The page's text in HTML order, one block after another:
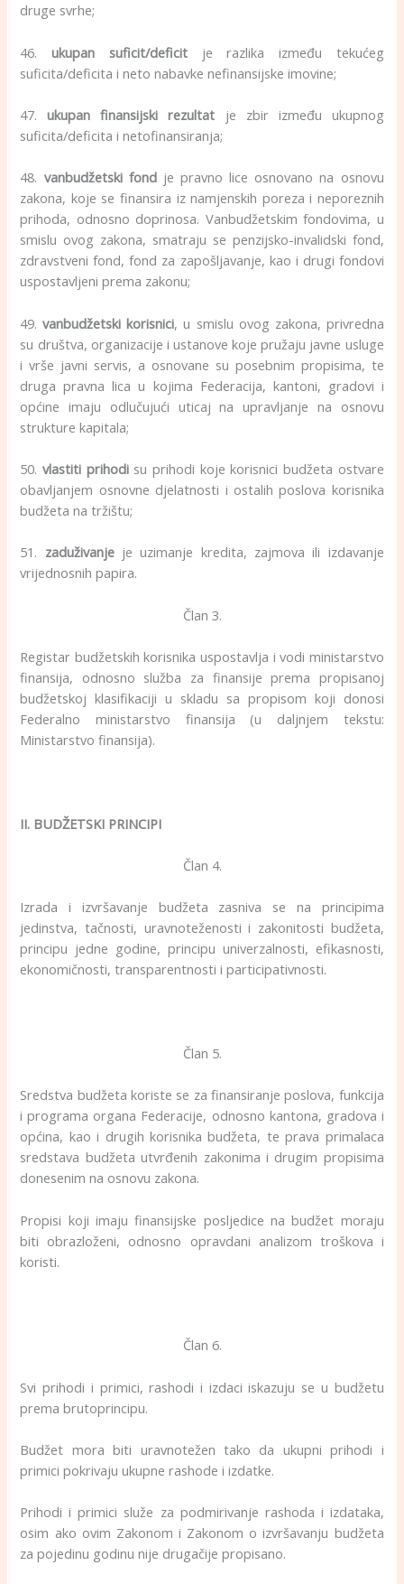
druge svrhe;
46.ukupan suficit/deficit je razlika između tekućeg
suficita/deficita i neto nabavke nefinansijske imovine;
47.ukupan finansijski rezultat je zbir između ukupnog
suficita/deficita i netofinansiranja;
48. vanbudžetski fond je pravno lice osnovano na osnovu
zakona, koje se finansira iz namjenskih poreza i neporeznih
prihoda, odnosno doprinosa. Vanbudžetskim fondovima, u
smislu ovog zakona, smatraju se penzijsko-invalidski fond,
zdravstveni fond, fond za zapošljavanje, kao i drugi fondovi
uspostavljeni prema zakonu;
49.vanbudžetski korisnici, u smislu ovog zakona, privredna
su društva, organizacije i ustanove koje pružaju javne usluge
i vrše javni servis, a osnovane su posebnim propisima, te
druga pravna lica u kojima Federacija, kantoni, gradovi i
općine imaju odlučujući uticaj na upravljanje na osnovu
strukture kapitala;
50.vlastiti prihodi su prihodi koje korisnici budžeta ostvare
obavljanjem osnovne djelatnosti i ostalih poslova korisnika
budžeta na tržištu;
51. zaduživanje je uzimanje kredita, zajmova ili izdavanje
vrijednosnih papira.
Član 3.
Registar budžetskih korisnika uspostavlja i vodi ministarstvo
finansija, odnosno služba za finansije prema propisanoj
budžetskoj klasifikaciji u skladu sa propisom koji donosi
Federalno ministarstvo finansija (u daljnjem tekstu:
Ministarstvo finansija).
II. BUDŽETSKI PRINCIPI
Član 4.
Izrada i izvršavanje budžeta zasniva se na principima
jedinstva, tačnosti, uravnoteženosti i zakonitosti budžeta,
principu jedne godine, principu univerzalnosti, efikasnosti,
ekonomičnosti, transparentnosti i participativnosti.
Član 5.
Sredstva budžeta koriste se za finansiranje poslova, funkcija
i programa organa Federacije, odnosno kantona, gradova i
općina, kao i drugih korisnika budžeta, te prava primalaca
sredstava budžeta utvrđenih zakonima i drugim propisima
donesenim na osnovu zakona.
Propisi koji imaju finansijske posljedice na budžet moraju
biti obrazloženi, odnosno opravdani analizom troškova i
koristi.
Član 6.
Svi prihodi i primici, rashodi i izdaci iskazuju se u budžetu
prema brutoprincipu.
Budžet mora biti uravnotežen tako da ukupni prihodi i
primici pokrivaju ukupne rashode i izdatke.
Prihodi i primici služe za podmirivanje rashoda i izdataka,
osim ako ovim Zakonom i Zakonom o izvršavanju budžeta
za pojedinu godinu nije drugačije propisano.